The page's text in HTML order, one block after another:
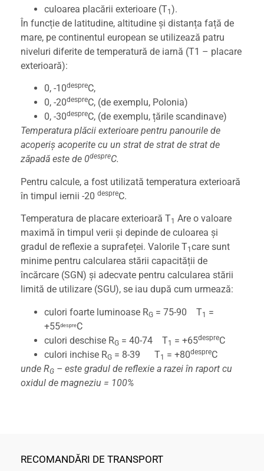
culoarea placării exterioare (T1 ).
În funcție de latitudine, altitudine și distanța față de
mare, pe continentul european se utilizează patru
niveluri diferite de temperatură de iarnă (T1 – placare
exterioară):
0, -10despreC,
0, -20despreC, (de exemplu, Polonia)
0, -30despreC, (de exemplu, țările scandinave)
Temperatura plăcii exterioare pentru panourile de
acoperiș acoperite cu un strat de strat de strat de
zăpadă este de 0despreC.
Pentru calcule, a fost utilizată temperatura exterioară
în timpul iernii -20 despreC.
Temperatura de placare exterioară T1 Are o valoare
maximă în timpul verii și depinde de culoarea și
gradul de reflexie a suprafeței. Valorile T1 care sunt
minime pentru calcularea stării capacității de
încărcare (SGN) și adecvate pentru calcularea stării
limită de utilizare (SGU), se iau după cum urmează:
culori foarte luminoase RG = 75-90 T1 =
+55despreC
culori deschise RG = 40-74 T1 = +65despreC
culori inchise RG = 8-39 T1 = +80despreC
unde RG – este gradul de reflexie a razei în raport cu
oxidul de magneziu = 100%
RECOMANDĂRI DE TRANSPORT